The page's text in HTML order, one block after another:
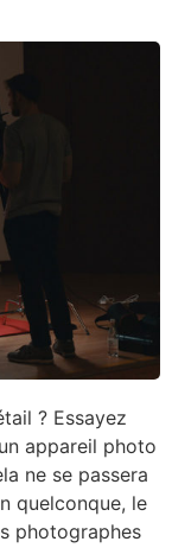
? Essayez
appareil photo
ne se passera
quelconque, le
photographes